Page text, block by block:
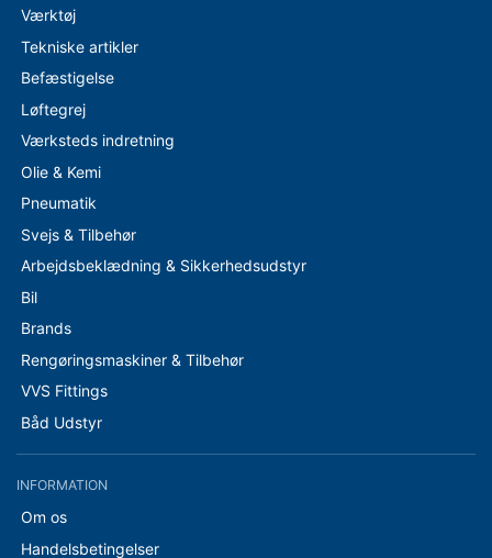
Værktøj
Tekniske artikler
Befæstigelse
Løftegrej
Værksteds indretning
Olie & Kemi
Pneumatik
Svejs & Tilbehør
Arbejdsbeklædning & Sikkerhedsudstyr
Bil
Brands
Rengøringsmaskiner & Tilbehør
VVS Fittings
Båd Udstyr
INFORMATION
Om os
Handelsbetingelser